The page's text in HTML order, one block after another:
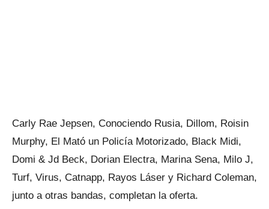
Carly Rae Jepsen, Conociendo Rusia, Dillom, Roisin
Murphy, El Mató un Policía Motorizado, Black Midi,
Domi & Jd Beck, Dorian Electra, Marina Sena, Milo J,
Turf, Virus, Catnapp, Rayos Láser y Richard Coleman,
junto a otras bandas, completan la oferta.